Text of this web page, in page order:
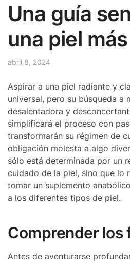
Una guía
una piel
abril 8, 2024
Aspirar a una piel radiante y
universal, pero su búsqueda a
desalentadora y
simplificará el proceso con
transformarán su régimen de
obligación molesta a algo
sólo está determinada por un
cuidado de la piel, sino que lo
tomar un suplemento
a los diferentes tipos de piel.
Comprender los
Antes de aventurarse